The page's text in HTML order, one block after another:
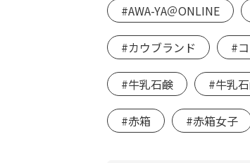
#AWA-YA＠ONLINE
#カウブランド #
#牛乳石鹸 #牛乳
#赤箱 #赤箱女子